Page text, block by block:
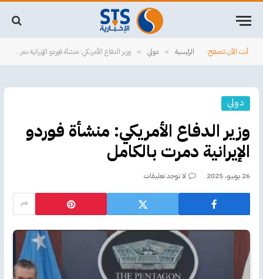
أنت الآن تتصفح: الرئيسية » دولي » وزير الدفاع الأمريكي: منشأة فوردو الإيرانية دمرت بالكامل
دولي
وزير الدفاع الأمريكي: منشأة فوردو
الإيرانية دمرت بالكامل
26 يونيو، 2025 لا توجد تعليقات